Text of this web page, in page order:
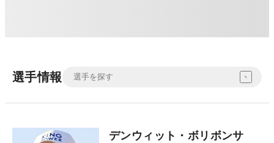
選手情報
デンウィット・ボリボンサ